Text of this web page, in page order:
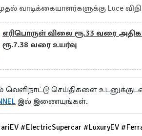
வாடிக்கையாளர்களுக்கு Luce
எரிபொருள் விலை ரூ.33 வரை
ரூ.7.38 வரை உயர்வு
வெளிநாட்டு செய்திகளை
இல் இணையுங்கள்.
#ElectricSupercar #LuxuryEV